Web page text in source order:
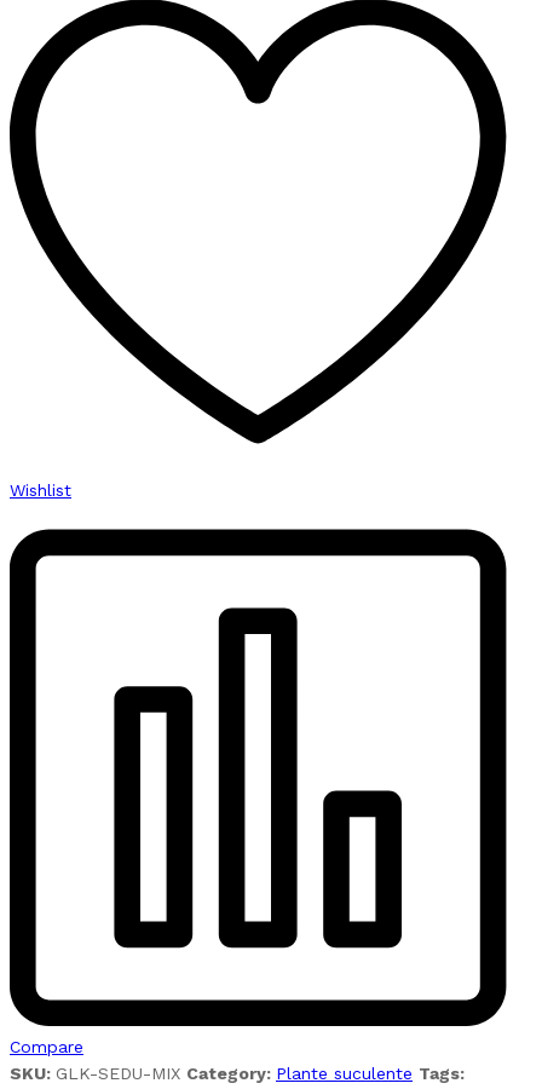
Wishlist
Compare
SKU: GLK-SEDU-MIX Category: Plante suculente Tags: